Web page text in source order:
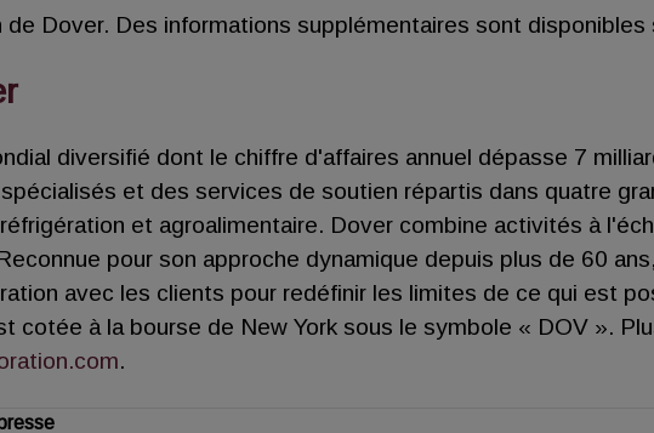
Dover. Des informations supplémentaires sont disponibles
diversifié dont le chiffre d'affaires annuel dépasse 7
et des services de soutien répartis dans quatre
et agroalimentaire. Dover combine activités à
pour son approche dynamique depuis plus de 60
avec les clients pour redéfinir les limites de ce qui est
cotée à la bourse de New York sous le symbole « DOV ».
.